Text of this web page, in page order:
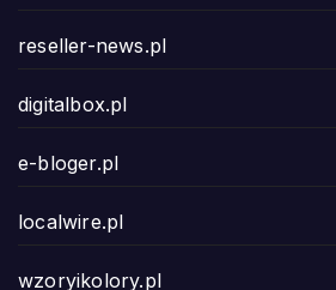
reseller-news.pl
digitalbox.pl
e-bloger.pl
localwire.pl
wzoryikolory.pl